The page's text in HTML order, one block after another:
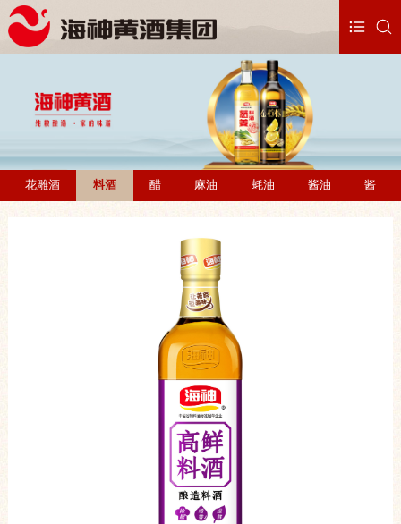
花雕酒 料酒 醋 麻油 蚝油 酱油 酱